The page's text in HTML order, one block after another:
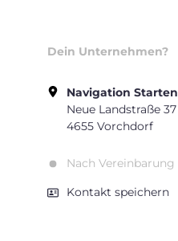
Dein Unternehmen?
Navigation Starten
Neue Landstraße 37
4655 Vorchdorf
Nach Vereinbarung
Kontakt speichern